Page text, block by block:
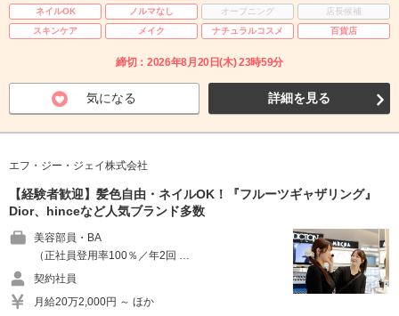
ネイルOK
ノルマなし オープニング
店長候補
スキンケア
メイク ナチュラルコスメ 百貨店
締切：2026年8月20日(木) 23時59分
気になる 詳細を見る
エフ・ジー・ジェイ株式会社
【経験者歓迎】髪色自由・ネイルOK！『フルーツギャザリング』
Dior、hinceなど人気ブランド多数
美容部員・BA
（正社員登用率100％／年2回 …
契約社員
月給20万2,000円 ～ ほか